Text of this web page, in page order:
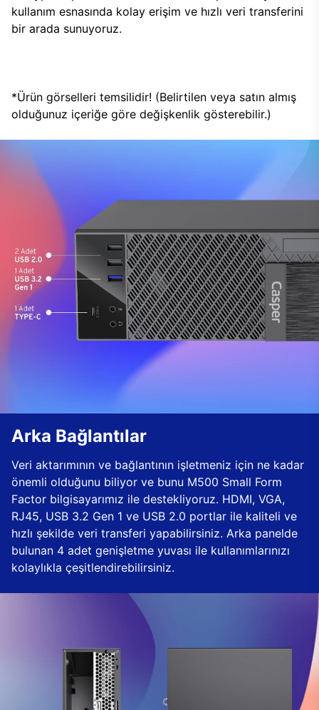
kullanım esnasında kolay erişim ve hızlı veri transferini
bir arada sunuyoruz.
*Ürün görselleri temsilidir! (Belirtilen veya satın almış
olduğunuz içeriğe göre değişkenlik gösterebilir.)
Arka Bağlantılar
Veri aktarımının ve bağlantının işletmeniz için ne kadar
önemli olduğunu biliyor ve bunu M500 Small Form
Factor bilgisayarımız ile destekliyoruz. HDMI, VGA,
RJ45, USB 3.2 Gen 1 ve USB 2.0 portlar ile kaliteli ve
hızlı şekilde veri transferi yapabilirsiniz. Arka panelde
bulunan 4 adet genişletme yuvası ile kullanımlarınızı
kolaylıkla çeşitlendirebilirsiniz.